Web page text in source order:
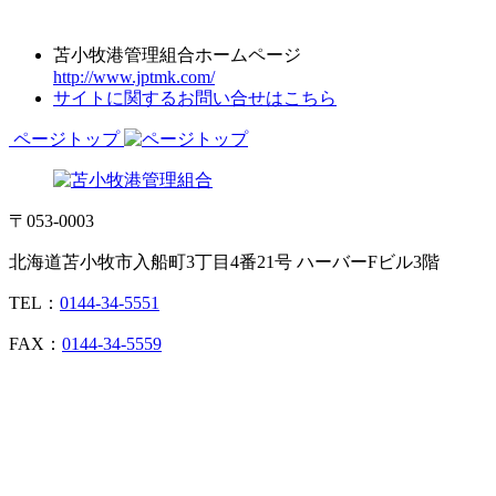
苫小牧港管理組合ホームページ
http://www.jptmk.com/
サイトに関するお問い合せはこちら
ページトップ
〒053-0003
北海道苫小牧市入船町3丁目4番21号 ハーバーFビル3階
TEL： 0144-34-5551
FAX： 0144-34-5559